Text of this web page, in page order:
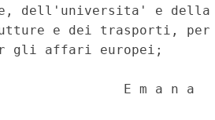
dell'universita' e
e dei trasporti,
gli affari europei;
E m a n a